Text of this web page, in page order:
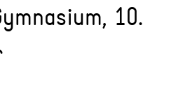
10.